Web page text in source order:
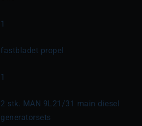
1
fastbladet propel
1
2 stk. MAN 9L21/31 main diesel
generatorsets